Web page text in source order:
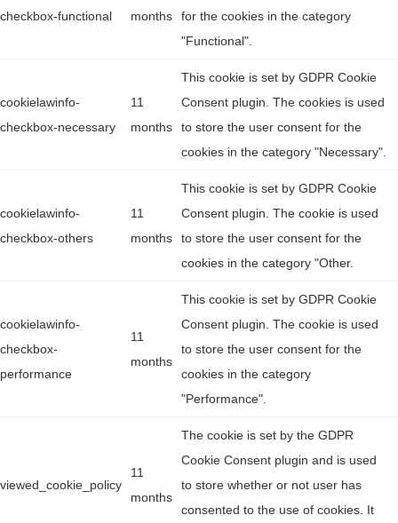
checkbox-functional
months
for the cookies in the category
"Functional".
cookielawinfo-
checkbox-necessary
11
months
This cookie is set by GDPR Cookie
Consent plugin. The cookies is used
to store the user consent for the
cookies in the category "Necessary".
cookielawinfo-
checkbox-others
11
months
This cookie is set by GDPR Cookie
Consent plugin. The cookie is used
to store the user consent for the
cookies in the category "Other.
cookielawinfo-
checkbox-
performance
11
months
This cookie is set by GDPR Cookie
Consent plugin. The cookie is used
to store the user consent for the
cookies in the category
"Performance".
viewed_cookie_policy
11
months
The cookie is set by the GDPR
Cookie Consent plugin and is used
to store whether or not user has
consented to the use of cookies. It